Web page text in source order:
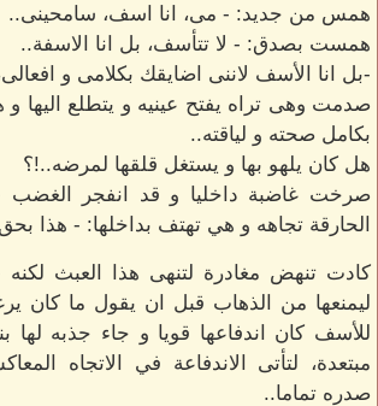
همس من جديد: - مى، انا اسف، سامحينى..
همست بصدق: - لا تتأسف، بل انا الاسفة..
-بل انا الأسف لاننى اضايقك بكلامى و
صدمت وهى تراه يفتح عينيه و يتطلع اليها
بكامل صحته و لياقته..
هل كان يلهو بها و يستغل قلقها لمرضه..!؟
صرخت غاضبة داخليا و قد انفجر الغضب
الحارقة تجاهه و هي تهتف بداخلها: - هذا
كادت تنهض مغادرة لتنهى هذا العبث
ليمنعها من الذهاب قبل ان يقول ما كان
للأسف كان اندفاعها قويا و جاء جذبه لها
مبتعدة، لتأتى الاندفاعة في الاتجاه
صدره تماما..